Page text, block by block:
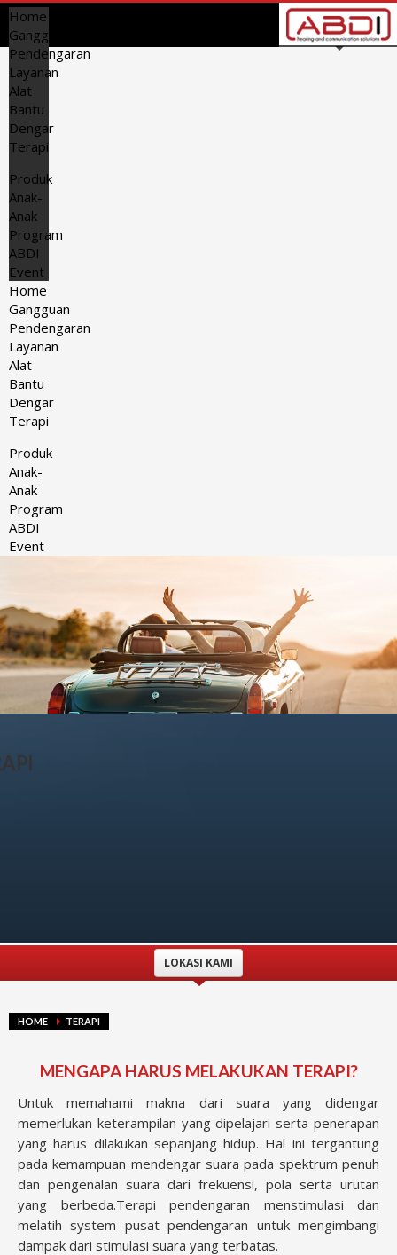
Home
Gangguan
Pendengaran
Layanan
Alat
Bantu
Dengar
Terapi
Produk
Anak-
Anak
Program
ABDI
Event
Home
Gangguan
Pendengaran
Layanan
Alat
Bantu
Dengar
Terapi
Produk
Anak-
Anak
Program
ABDI
Event
LOKASI KAMI
HOME TERAPI
MENGAPA HARUS MELAKUKAN TERAPI?
Untuk memahami makna dari suara yang didengar
memerlukan keterampilan yang dipelajari serta penerapan
yang harus dilakukan sepanjang hidup. Hal ini tergantung
pada kemampuan mendengar suara pada spektrum penuh
dan pengenalan suara dari frekuensi, pola serta urutan
yang berbeda.Terapi pendengaran menstimulasi dan
melatih system pusat pendengaran untuk mengimbangi
dampak dari stimulasi suara yang terbatas.